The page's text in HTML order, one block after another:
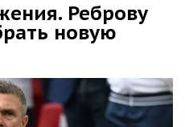
Реброву
новую